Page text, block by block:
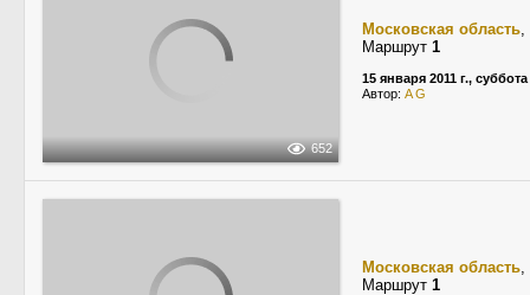
652
Московская область,
Маршрут 1
15 января 2011 г., суббота
Автор: A G
Московская область,
Маршрут 1